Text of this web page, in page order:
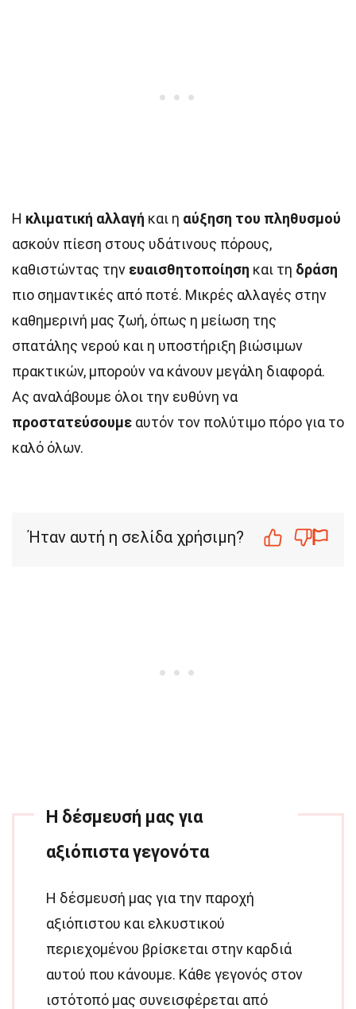
Η κλιματική αλλαγή και η αύξηση του πληθυσμού
ασκούν πίεση στους υδάτινους πόρους,
καθιστώντας την ευαισθητοποίηση και τη δράση
πιο σημαντικές από ποτέ. Μικρές αλλαγές στην
καθημερινή μας ζωή, όπως η μείωση της
σπατάλης νερού και η υποστήριξη βιώσιμων
πρακτικών, μπορούν να κάνουν μεγάλη διαφορά.
Ας αναλάβουμε όλοι την ευθύνη να
προστατεύσουμε αυτόν τον πολύτιμο πόρο για το
καλό όλων.
Ήταν αυτή η σελίδα χρήσιμη?
Η δέσμευσή μας για
αξιόπιστα γεγονότα
Η δέσμευσή μας για την παροχή
αξιόπιστου και ελκυστικού
περιεχομένου βρίσκεται στην καρδιά
αυτού που κάνουμε. Κάθε γεγονός στον
ιστότοπό μας συνεισφέρεται από